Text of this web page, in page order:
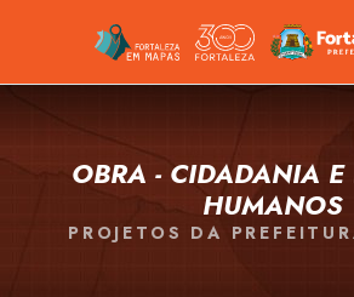
OBRA - CIDADANIA E
HUMANOS
PROJETOS DA